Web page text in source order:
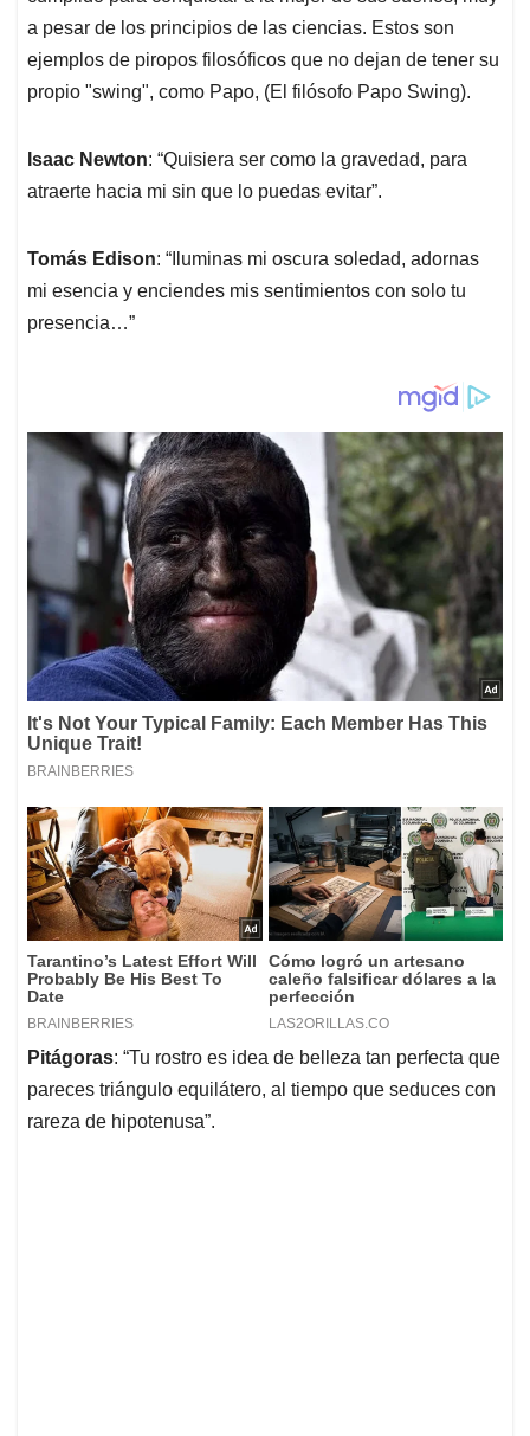
a pesar de los principios de las ciencias. Estos son
ejemplos de piropos filosóficos que no dejan de tener su
propio "swing", como Papo, (El filósofo Papo Swing).
Isaac Newton: “Quisiera ser como la gravedad, para
atraerte hacia mi sin que lo puedas evitar”.
Tomás Edison: “Iluminas mi oscura soledad, adornas
mi esencia y enciendes mis sentimientos con solo tu
presencia…”
Pitágoras: “Tu rostro es idea de belleza tan perfecta que
pareces triángulo equilátero, al tiempo que seduces con
rareza de hipotenusa”.